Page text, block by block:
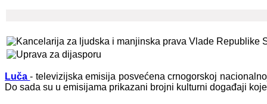
Luča - televizijska emisija posvećena crnogorskoj
Do sada su u emisijama prikazani brojni kulturni događaji